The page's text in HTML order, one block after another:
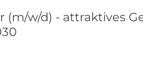
(m/w/d) - attraktives